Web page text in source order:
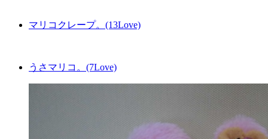
マリコクレープ。(13Love)
うさマリコ。(7Love)